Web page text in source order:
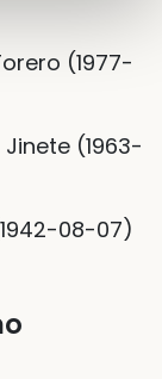
(1977-
Jinete (1963-
08-07)